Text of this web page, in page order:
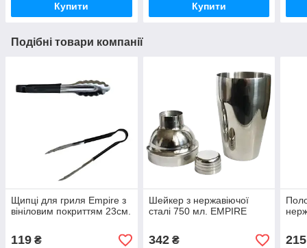
Купити Купити
Подібні товари компанії
Щипці для гриля Empire з
вініловим покриттям 23см.
119 ₴
Шейкер з нержавіючої
сталі 750 мл. EMPIRE
342₴ 215